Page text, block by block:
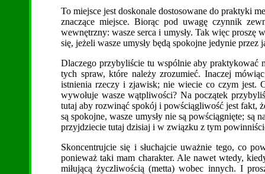
To miejsce jest doskonale dostosowane do praktyki
znaczące miejsce. Biorąc pod uwagę czynnik
wewnętrzny: wasze serca i umysły. Tak więc proszę
się, jeżeli wasze umysły będą spokojne jedynie przez
Dlaczego przybyliście tu wspólnie aby praktykować
tych spraw, które należy zrozumieć. Inaczej
istnienia rzeczy i zjawisk; nie wiecie co czym jest.
wywołuje wasze wątpliwości? Na początek
tutaj aby rozwinąć spokój i powściągliwość jest fakt,
są spokojne, wasze umysły nie są powściągnięte; są
przyjdziecie tutaj dzisiaj i w związku z tym
Skoncentrujcie się i słuchajcie uważnie tego, co
ponieważ taki mam charakter. Ale nawet wtedy,
miłującą życzliwością (metta) wobec innych. I